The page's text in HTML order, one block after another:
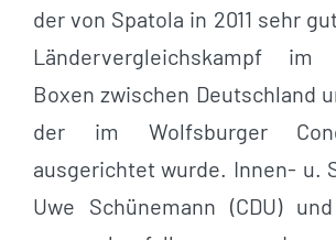
der von Spatola in 2011 sehr
Ländervergleichskampf im
Boxen zwischen Deutschland
der im Wolfsburger
ausgerichtet wurde. Innen- u.
Uwe Schünemann (CDU)